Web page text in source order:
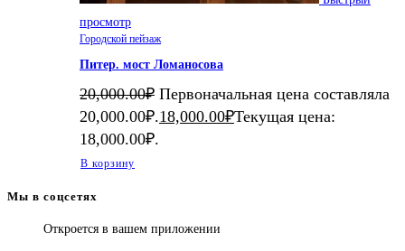
просмотр
Городской пейзаж
Питер. мост Ломаносова
20,000.00₽ Первоначальная цена составляла
20,000.00₽.18,000.00₽Текущая цена:
18,000.00₽.
В корзину
Мы в соцсетях
Откроется в вашем приложении